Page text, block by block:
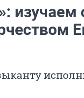
изучаем